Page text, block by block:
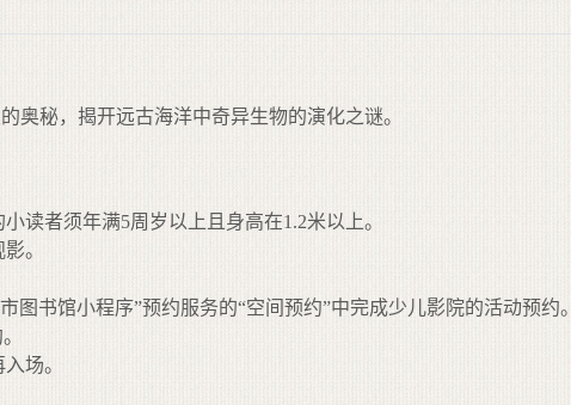
奥秘，揭开远古海洋中奇异生物的演化之谜。
读者须年满5周岁以上且身高在1.2米以上。
。
图书馆小程序”预约服务的“空间预约”中完成少儿影院的活动预约。
场。